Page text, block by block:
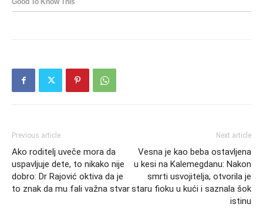
Previous article
Ako roditelj uveče mora da
uspavljuje dete, to nikako nije
dobro: Dr Rajović oktiva da je
to znak da mu fali važna stvar
Next article
Vesna je kao beba ostavljena
u kesi na Kalemegdanu: Nakon
smrti usvojitelja, otvorila je
staru fioku u kući i saznala šok
istinu